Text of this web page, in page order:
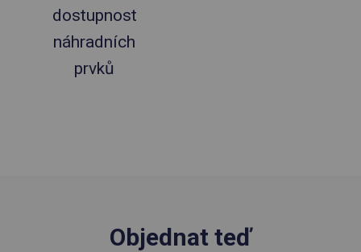
dostupnost
náhradních
prvků
Objednat teď